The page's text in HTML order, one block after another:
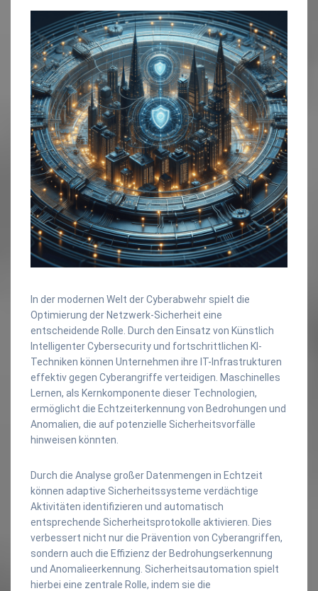
In der modernen Welt der Cyberabwehr spielt die
Optimierung der Netzwerk-Sicherheit eine
entscheidende Rolle. Durch den Einsatz von Künstlich
Intelligenter Cybersecurity und fortschrittlichen KI-
Techniken können Unternehmen ihre IT-Infrastrukturen
effektiv gegen Cyberangriffe verteidigen. Maschinelles
Lernen, als Kernkomponente dieser Technologien,
ermöglicht die Echtzeiterkennung von Bedrohungen und
Anomalien, die auf potenzielle Sicherheitsvorfälle
hinweisen könnten.
Durch die Analyse großer Datenmengen in Echtzeit
können adaptive Sicherheitssysteme verdächtige
Aktivitäten identifizieren und automatisch
entsprechende Sicherheitsprotokolle aktivieren. Dies
verbessert nicht nur die Prävention von Cyberangriffen,
sondern auch die Effizienz der Bedrohungserkennung
und Anomalieerkennung. Sicherheitsautomation spielt
hierbei eine zentrale Rolle, indem sie die